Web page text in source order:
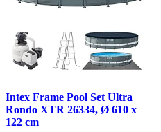
Intex Frame Pool Set Ultra
Rondo XTR 26334, Ø 610 x
122 cm